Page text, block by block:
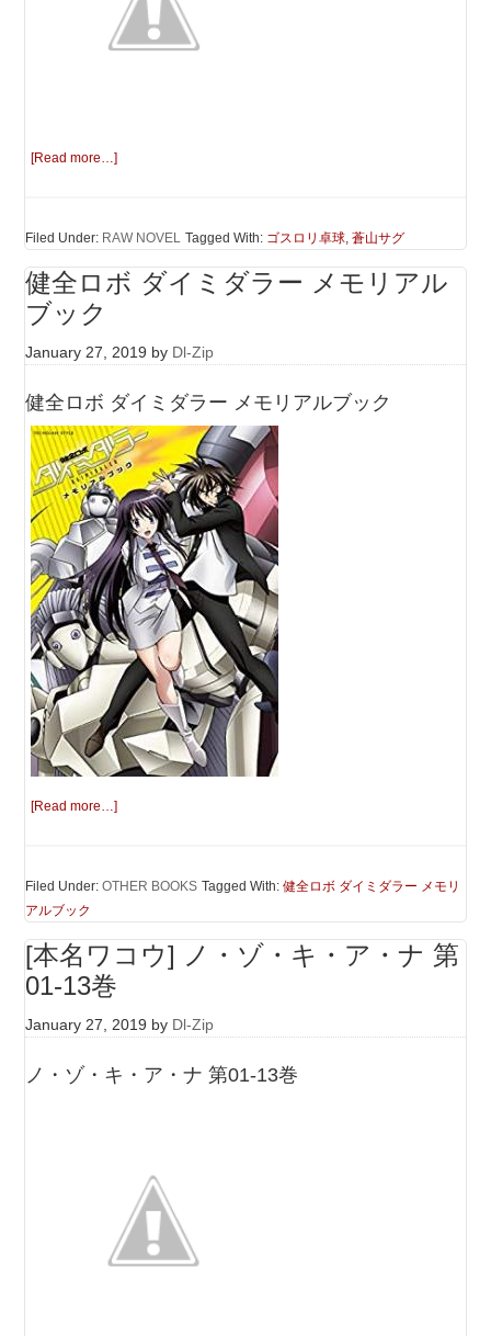
[Read more…]
Filed Under: RAW NOVEL Tagged With: ゴスロリ卓球,蒼山サグ
健全ロボ ダイミダラー メモリアル
ブック
January 27, 2019 by Dl-Zip
健全ロボ ダイミダラー メモリアルブック
[Read more…]
Filed Under:OTHER BOOKS Tagged With:健全ロボ ダイミダラー メモリ
アルブック
[本名ワコウ] ノ・ゾ・キ・ア・ナ 第
01-13巻
January 27, 2019 by Dl-Zip
ノ・ゾ・キ・ア・ナ 第01-13巻